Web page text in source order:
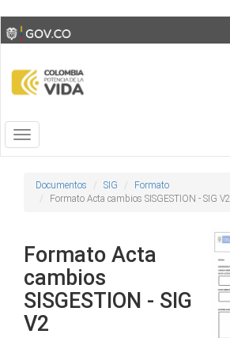
Skip
to
content
Toggle
high
Toggle
navigation
Documentos SIG
Formato
Formato Acta cambios SISGESTION - SIG V2
Formato Acta
cambios
SISGESTION - SIG
V2